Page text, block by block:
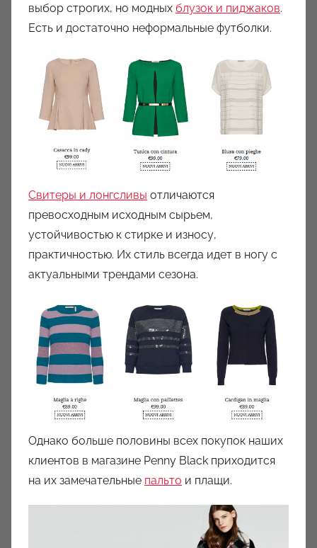
выбор строгих, но модных блузок и пиджаков.
Есть и достаточно неформальные футболки.
Свитеры и лонгсливы отличаются
превосходным исходным сырьем,
устойчивостью к стирке и износу,
практичностью. Их стиль всегда идет в ногу с
актуальными трендами сезона.
Однако больше половины всех покупок наших
клиентов в магазине Penny Black приходится
на их замечательные пальто и плащи.